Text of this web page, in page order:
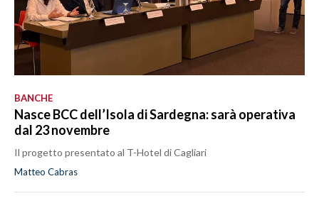
BANCHE
Nasce BCC dell’Isola di Sardegna: sarà operativa
dal 23 novembre
Il progetto presentato al T-Hotel di Cagliari
Matteo Cabras